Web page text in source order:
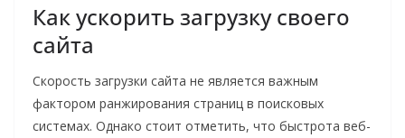
Как ускорить загрузку своего
сайта
Скорость загрузки сайта не является важным
фактором ранжирования страниц в поисковых
системах. Однако стоит отметить, что быстрота веб-